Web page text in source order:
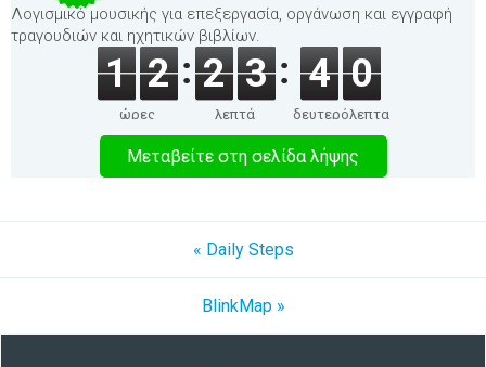
Λογισμικό μουσικής για επεξεργασία, οργάνωση και εγγραφή
τραγουδιών και ηχητικών βιβλίων.
1 2
ώρες
2 3
λεπτά
4 0
δευτερόλεπτα
Μεταβείτε στη σελίδα λήψης
« Daily Steps
BlinkMap »